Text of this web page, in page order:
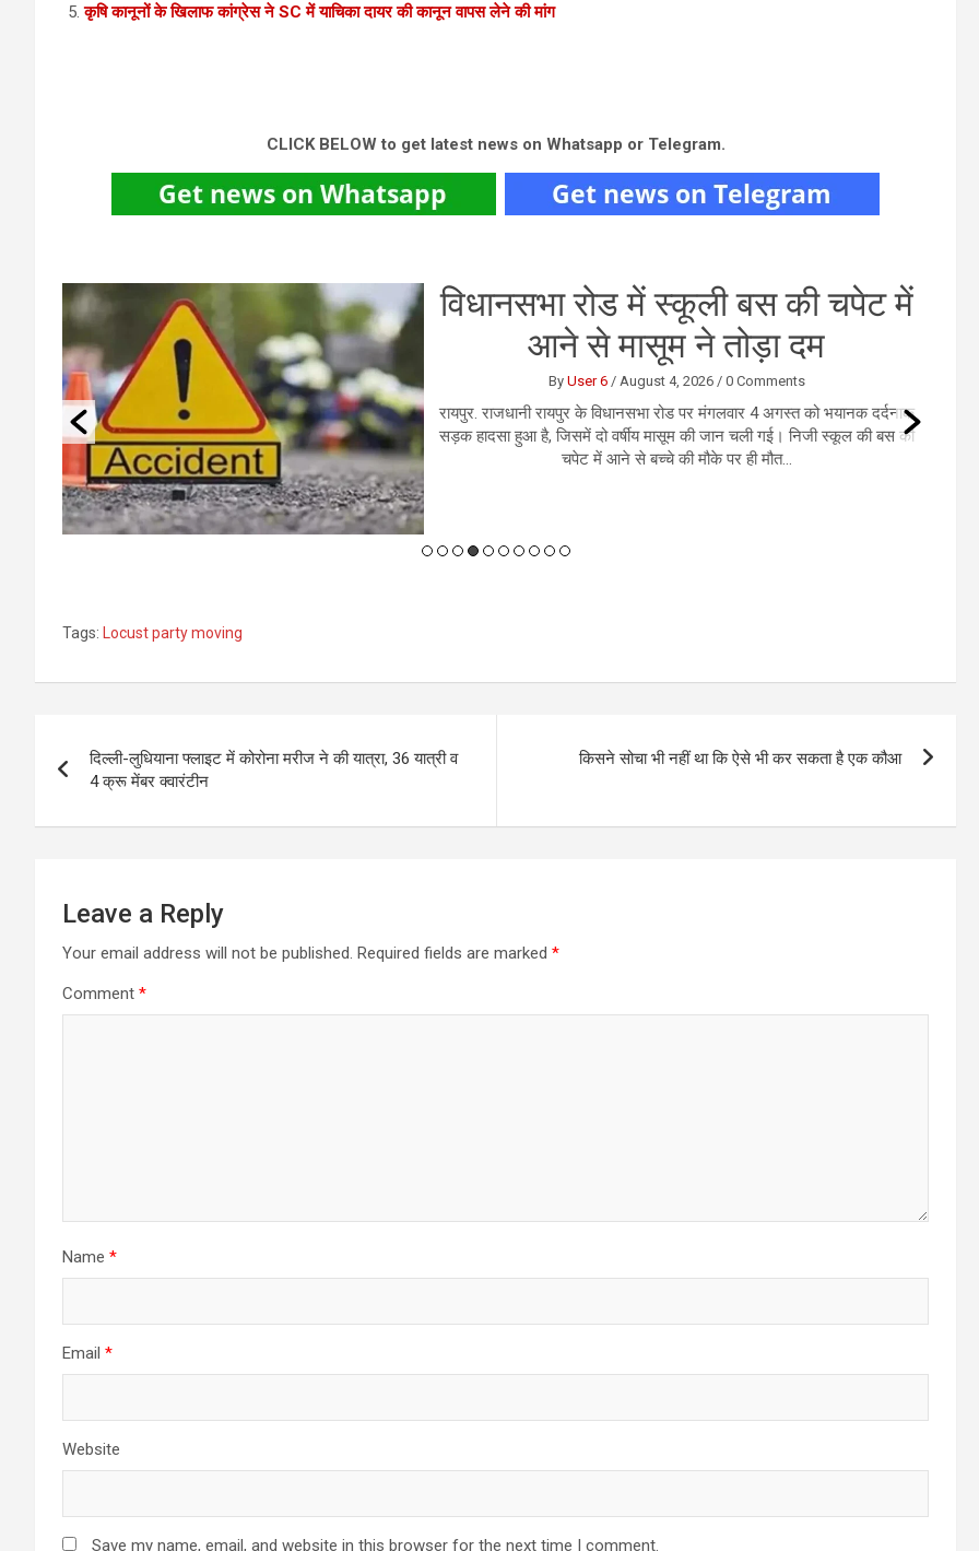
कृषि कानूनों के खिलाफ कांग्रेस ने SC में याचिका दायर की कानून वापस लेने की मांग
CLICK BELOW to get latest news on Whatsapp or Telegram.
राजधानी में कथित तौर पर नकली नोट
के लिए हुआ सौदा, करोड़ो रुपये की हुई
ठगी
ByUser 6/ August 4, 2026/0 Comments
रायपुर। राजधानी रायपुर में करोड़ों रुपये के कथित नकली नोटों के सौदे के नाम पर
Tags: Locust party moving
navigation
दिल्ली-लुधियाना फ्लाइट में कोरोना मरीज ने की यात्रा, 36 यात्री व
4 क्रू मेंबर क्वारंटीन
किसने सोचा भी नहीं था कि ऐसे भी कर सकता है एक कौआ
Leave a Reply
Your email address will not be published. Required fields are marked *
Comment *
Name *
Email *
Website
Save my name, email, and website in this browser for the next time I comment.